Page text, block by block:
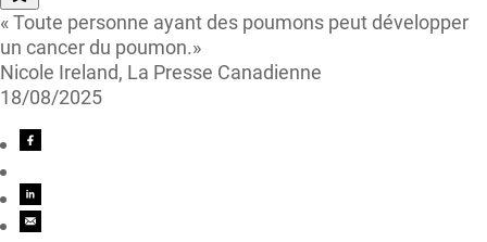
« Toute personne ayant des poumons peut développer
un cancer du poumon.»
Nicole Ireland, La Presse Canadienne
18/08/2025